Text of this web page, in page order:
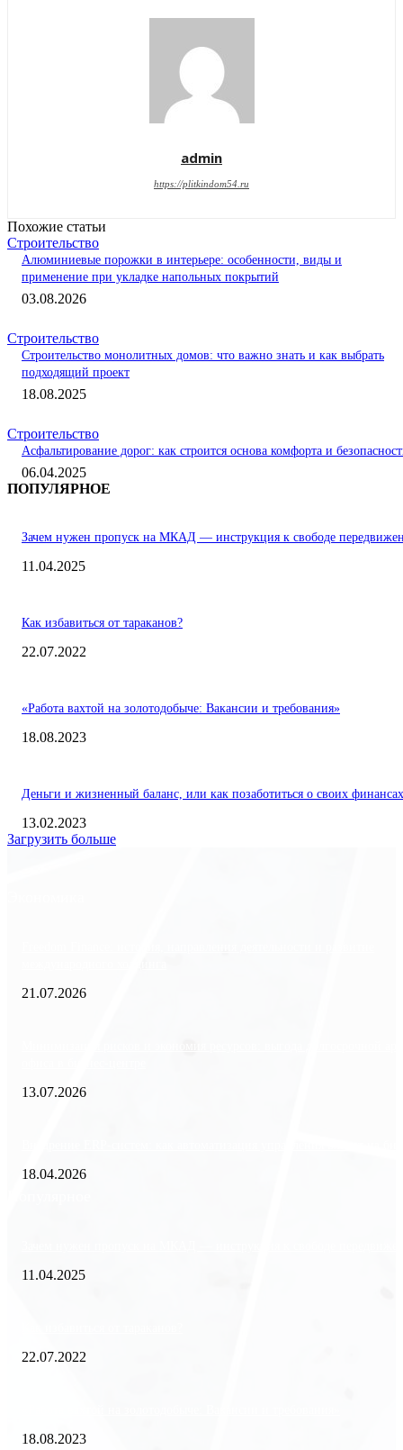
admin
https://plitkindom54.ru
Похожие статьи
Строительство
Алюминиевые порожки в интерьере: особенности, виды и
применение при укладке напольных покрытий
03.08.2026
Строительство
Строительство монолитных домов: что важно знать и как выбрать
подходящий проект
18.08.2025
Строительство
Асфальтирование дорог: как строится основа комфорта и
06.04.2025
ПОПУЛЯРНОЕ
Зачем нужен пропуск на МКАД — инструкция к свободе
11.04.2025
Как избавиться от тараканов?
22.07.2022
«Работа вахтой на золотодобыче: Вакансии и требования»
18.08.2023
Деньги и жизненный баланс, или как позаботиться о своих финансах
13.02.2023
Загрузить больше
21.07.2026
13.07.2026
18.04.2026
11.04.2025
22.07.2022
18.08.2023